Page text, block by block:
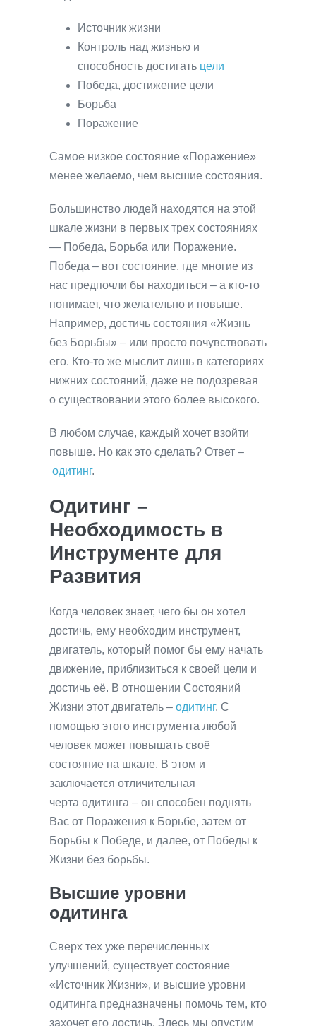
Источник жизни
Контроль над жизнью и
способность достигать цели
Победа, достижение цели
Борьба
Поражение
Самое низкое состояние «Поражение»
менее желаемо, чем высшие состояния.
Большинство людей находятся на этой
шкале жизни в первых трех состояниях
— Победа, Борьба или Поражение.
Победа – вот состояние, где многие из
нас предпочли бы находиться – а кто-то
понимает, что желательно и повыше.
Например, достичь состояния «Жизнь
без Борьбы» – или просто почувствовать
его. Кто-то же мыслит лишь в категориях
нижних состояний, даже не подозревая
о существовании этого более высокого.
В любом случае, каждый хочет взойти
повыше. Но как это сделать? Ответ –
одитинг.
Одитинг –
Необходимость в
Инструменте для
Развития
Когда человек знает, чего бы он хотел
достичь, ему необходим инструмент,
двигатель, который помог бы ему начать
движение, приблизиться к своей цели и
достичь её. В отношении Состояний
Жизни этот двигатель – одитинг. С
помощью этого инструмента любой
человек может повышать своё
состояние на шкале. В этом и
заключается отличительная
черта одитинга – он способен поднять
Вас от Поражения к Борьбе, затем от
Борьбы к Победе, и далее, от Победы к
Жизни без борьбы.
Высшие уровни
одитинга
Сверх тех уже перечисленных
улучшений, существует состояние
«Источник Жизни», и высшие уровни
одитинга предназначены помочь тем, кто
захочет его достичь. Здесь мы опустим